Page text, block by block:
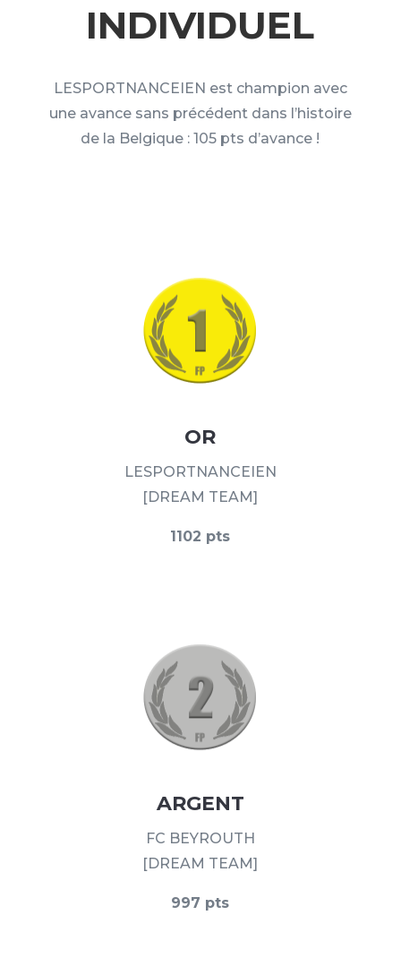
INDIVIDUEL
LESPORTNANCEIEN est champion avec
une avance sans précédent dans l’histoire
de la Belgique : 105 pts d’avance !
OR
LESPORTNANCEIEN
[DREAM TEAM]
1102 pts
ARGENT
FC BEYROUTH
[DREAM TEAM]
997 pts